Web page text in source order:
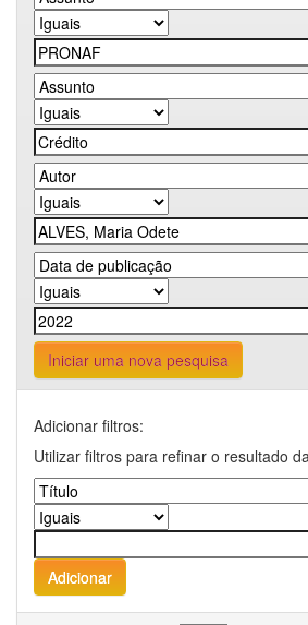
Iniciar uma nova pesquisa
Adicionar filtros:
Utilizar filtros para refinar o resultado